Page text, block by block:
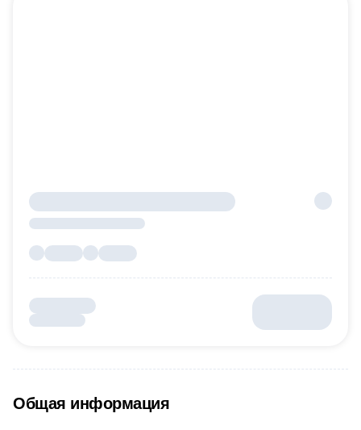
Общая информация